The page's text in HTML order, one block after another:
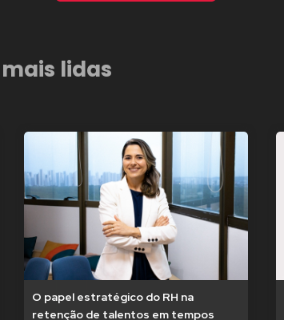
lidas
O papel estratégico do RH na
retenção de talentos em tempos